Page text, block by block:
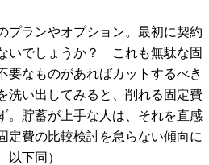
プランやオプション。最初に契約
いでしょうか？ これも無駄な固
要なものがあればカットするべき
洗い出してみると、削れる固定費
。貯蓄が上手な人は、それを直感
定費の比較検討を怠らない傾向に
以下同）